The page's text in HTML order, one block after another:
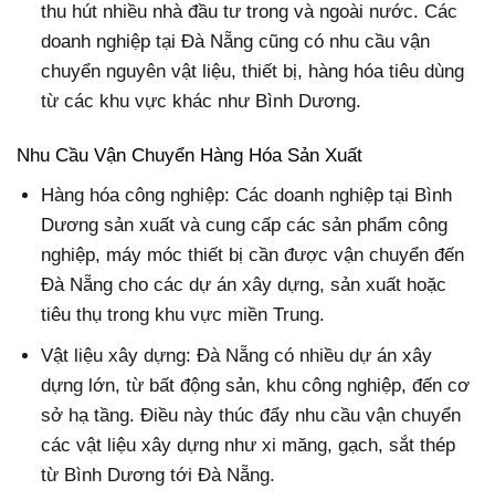
thu hút nhiều nhà đầu tư trong và ngoài nước. Các
doanh nghiệp tại Đà Nẵng cũng có nhu cầu vận
chuyển nguyên vật liệu, thiết bị, hàng hóa tiêu dùng
từ các khu vực khác như Bình Dương.
Nhu Cầu Vận Chuyển Hàng Hóa Sản Xuất
Hàng hóa công nghiệp: Các doanh nghiệp tại Bình
Dương sản xuất và cung cấp các sản phẩm công
nghiệp, máy móc thiết bị cần được vận chuyển đến
Đà Nẵng cho các dự án xây dựng, sản xuất hoặc
tiêu thụ trong khu vực miền Trung.
Vật liệu xây dựng: Đà Nẵng có nhiều dự án xây
dựng lớn, từ bất động sản, khu công nghiệp, đến cơ
sở hạ tầng. Điều này thúc đẩy nhu cầu vận chuyển
các vật liệu xây dựng như xi măng, gạch, sắt thép
từ Bình Dương tới Đà Nẵng.